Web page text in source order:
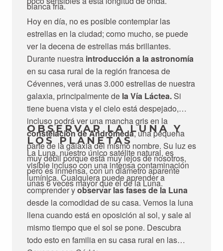
blanca fría.
Hoy en día, no es posible contemplar las
estrellas en la ciudad; como mucho, se puede
ver la decena de estrellas más brillantes.
Durante nuestra introducción a la astronomía
en su casa rural de la región francesa de
Cévennes, verá unas 3.000 estrellas de nuestra
galaxia, principalmente de la Vía Láctea.Si
tiene buena vista y el cielo está despejado,
incluso podrá ver una mancha gris en la
constelación de Andrómeda, una pequeña
parte de la galaxia del mismo nombre. Su luz es
muy débil porque está muy lejos de nosotros,
pero es inmensa, con un diámetro aparente
unas 6 veces mayor que el de la Luna.
OBSERVAR LA LUNA Y
LOS PLANETAS
La Luna, nuestro único satélite natural, es
visible incluso con una intensa contaminación
lumínica. Cualquiera puede aprender a
comprender yobservar las fases de la Luna
desde la comodidad de su casa. Vemos la luna
llena cuando está en oposición al sol, y sale al
mismo tiempo que el sol se pone. Descubra
todo esto en familia en su casa rural en las